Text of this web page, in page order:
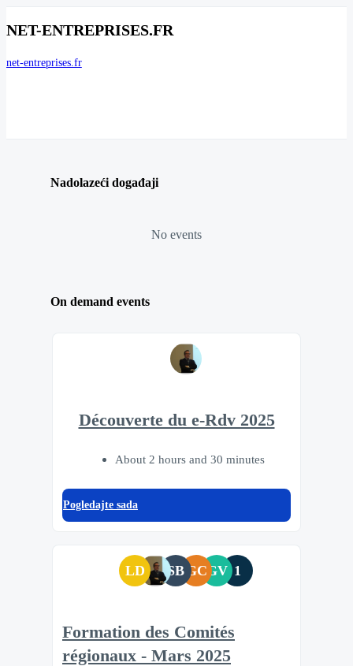
NET-ENTREPRISES.FR
net-entreprises.fr
Nadolazeći događaji
No events
On demand events
Découverte du e-Rdv 2025
About 2 hours and 30 minutes
Pogledajte sada
LD SB GCGV 1
Formation des Comités
régionaux - Mars 2025